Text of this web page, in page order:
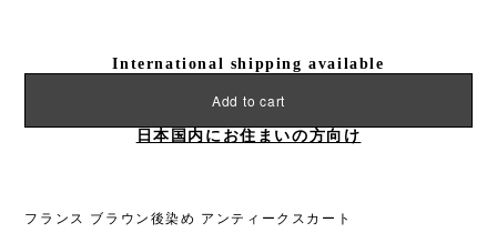
International shipping available
Add to cart
日本国内にお住まいの方向け
フランス ブラウン後染め アンティークスカート